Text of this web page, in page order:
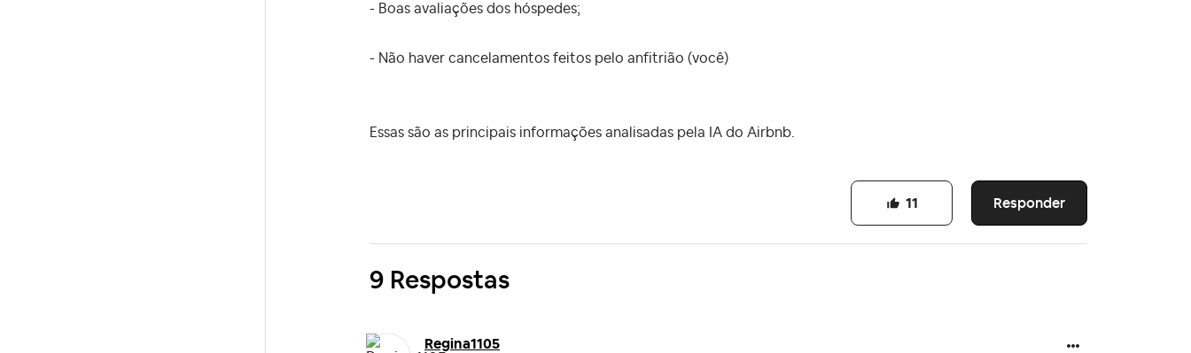
- Boas avaliações dos hóspedes;
- Não haver cancelamentos feitos pelo anfitrião (você)
Essas são as principais informações analisadas pela IA do Airbnb.
Responder
11
9 Respostas
Regina1105